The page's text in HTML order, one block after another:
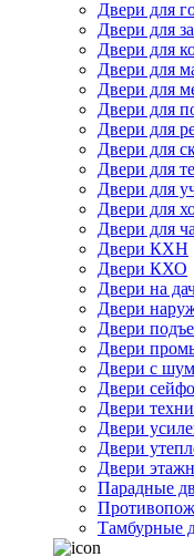
Двери для
Двери для
Двери для
Двери для
Двери для
Двери для
Двери для
Двери для
Двери для
Двери для
Двери для
Двери для
Двери КХН
Двери КХО
Двери на
Двери
Двери
Двери
Двери с
Двери
Двери
Двери
Двери
Двери
Парадные
Тамбурные